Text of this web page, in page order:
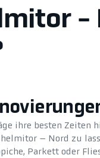
-
ihre besten Zeiten
– Nord zu
Parkett oder